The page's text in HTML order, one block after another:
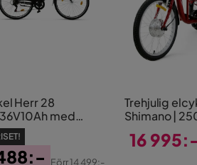
Herr 28
med
Förr14 499:-
Trehjulig
Shimano |
16